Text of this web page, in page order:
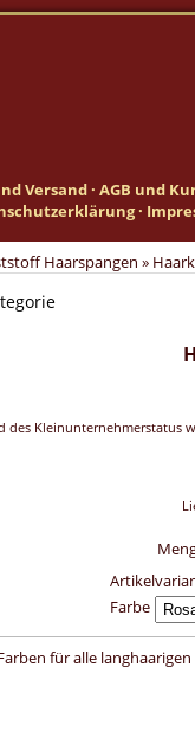
Versand· AGB und
·
Haarspangen »
des Kleinunternehmerstatus
Farbe
für alle